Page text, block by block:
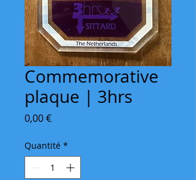
Commemorative
plaque | 3hrs
0,00 €Prix
Quantité *